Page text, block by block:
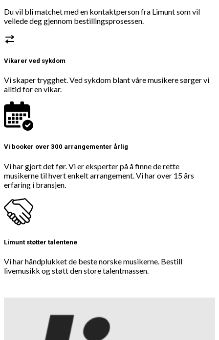
Du vil bli matchet med en kontaktperson fra Limunt som vil
veilede deg gjennom bestillingsprosessen.
Vikarer ved sykdom
Vi skaper trygghet. Ved sykdom blant våre musikere sørger vi
alltid for en vikar.
Vi booker over 300 arrangementer årlig
Vi har gjort det før. Vi er eksperter på å finne de rette
musikerne til hvert enkelt arrangement. Vi har over 15 års
erfaring i bransjen.
Limunt støtter talentene
Vi har håndplukket de beste norske musikerne. Bestill
livemusikk og støtt den store talentmassen.